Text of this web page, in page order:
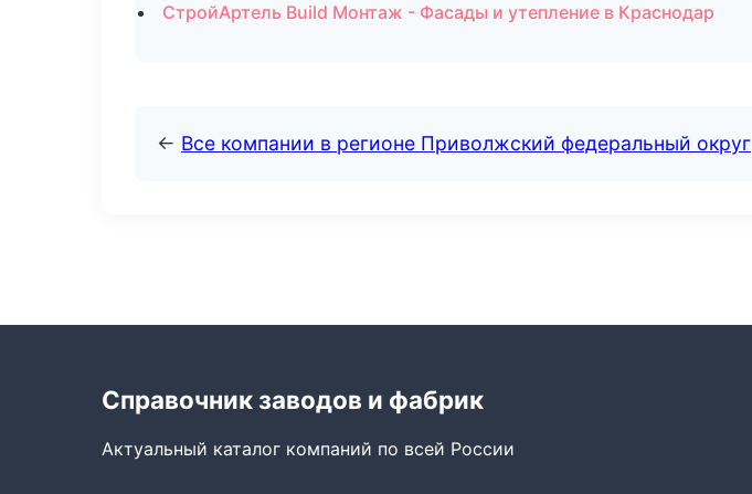
СтройАртель Build Монтаж - Фасады и утепление в Краснодар
← Все компании в регионе Приволжский федеральный округ
Справочник заводов и фабрик
Актуальный каталог компаний по всей России